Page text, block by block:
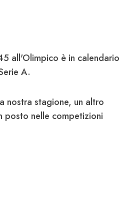
all'Olimpico è in calendario
A.
nostra stagione, un altro
posto nelle competizioni